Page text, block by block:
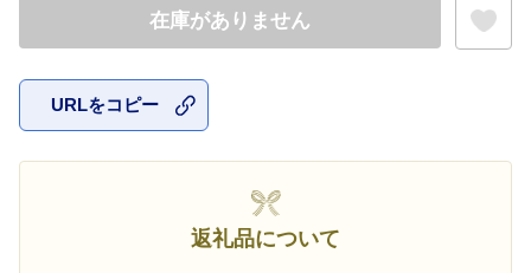
在庫がありません
URLをコピー
返礼品について